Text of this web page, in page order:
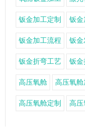
钣金加工定制 钣
钣金加工流程 钣金
钣金折弯工艺 钣金
高压氧舱 高压氧
高压氧舱定制 高压